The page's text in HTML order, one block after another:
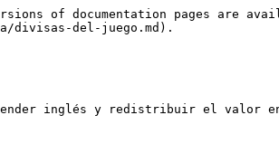
of documentation pages are
divisas-del-juego.md).
inglés y redistribuir el valor